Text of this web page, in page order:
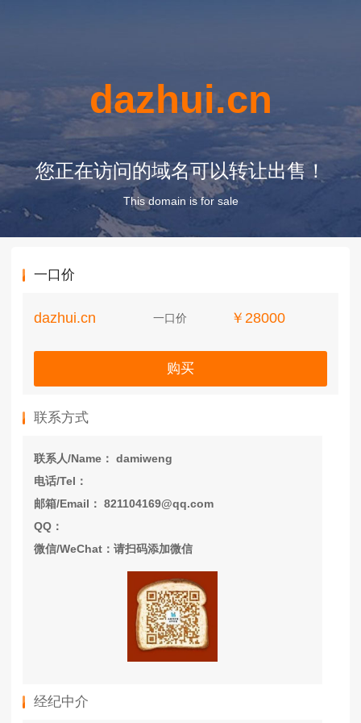
dazhui.cn
您正在访问的域名可以转让出售！
This domain is for sale
一口价
dazhui.cn 一口价 ￥28000
购买
联系方式
联系人/Name： damiweng
电话/Tel：
邮箱/Email： 821104169@qq.com
QQ：
微信/WeChat：请扫码添加微信
经纪中介